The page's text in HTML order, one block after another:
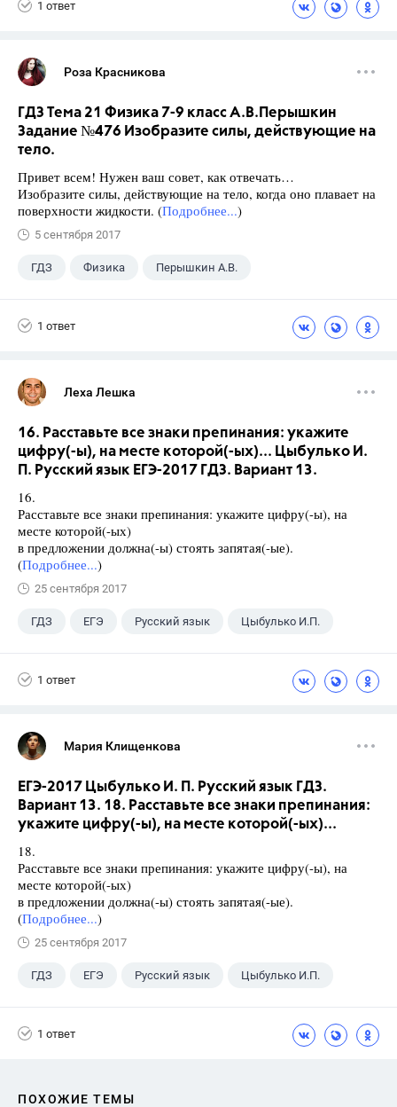
1 ответ
Роза Красникова
ГДЗ Тема 21 Физика 7-9 класс А.В.Перышкин
Задание №476 Изобразите силы, действующие на
тело.
Привет всем! Нужен ваш совет, как отвечать…
Изобразите силы, действующие на тело, когда оно плавает на
поверхности жидкости. (Подробнее...)
5 сентября 2017
ГДЗ Физика Перышкин А.В.
1 ответ
Леха Лешка
16. Расставьте все знаки препинания: укажите
цифру(-ы), на месте которой(-ых)... Цыбулько И.
П. Русский язык ЕГЭ-2017 ГДЗ. Вариант 13.
16.
Расставьте все знаки препинания: укажите цифру(-ы), на
месте которой(-ых)
в предложении должна(-ы) стоять запятая(-ые).
(Подробнее...)
25 сентября 2017
ГДЗ ЕГЭ Русский язык Цыбулько И.П.
1 ответ
Мария Клищенкова
ЕГЭ-2017 Цыбулько И. П. Русский язык ГДЗ.
Вариант 13. 18. Расставьте все знаки препинания:
укажите цифру(-ы), на месте которой(-ых)...
18.
Расставьте все знаки препинания: укажите цифру(-ы), на
месте которой(-ых)
в предложении должна(-ы) стоять запятая(-ые).
(Подробнее...)
25 сентября 2017
ГДЗ ЕГЭ Русский язык Цыбулько И.П.
1 ответ
ПОХОЖИЕ ТЕМЫ